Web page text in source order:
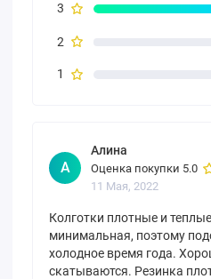
3
2
1
А
Алина
Оценка покупки 5.0
11 Мая, 2022
Колготки плотные и
минимальная, поэтому
холодное время года.
скатываются. Резинка